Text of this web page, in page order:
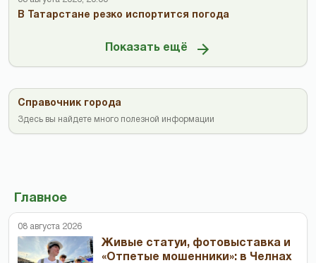
В Татарстане резко испортится погода
Показать ещё
Справочник города
Здесь вы найдете много полезной информации
Главное
08 августа 2026
Живые статуи, фотовыставка и
«Отпетые мошенники»: в Челнах